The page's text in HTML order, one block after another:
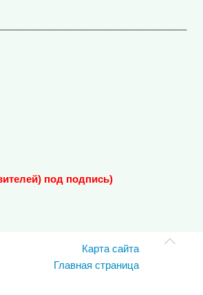
под подпись)
Карта сайта
Главная страница